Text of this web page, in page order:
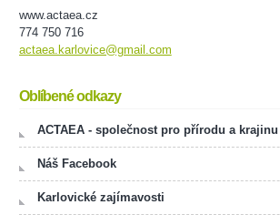
www.actaea.cz
774 750 716
actaea.karlovice@gmail.com
Oblíbené odkazy
ACTAEA - společnost pro přírodu a krajinu
Náš Facebook
Karlovické zajímavosti